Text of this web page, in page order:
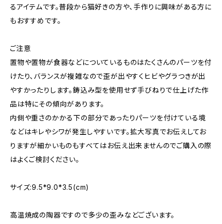
るアイテムです。普段から猫好きの方や、手作りに興味がある方に
もおすすめです。
ご注意
置物や置物が食器などについているものはたくさんのパーツを付
けたり、バランスが複雑なので歪が出やすくヒビやグラつきが出
やすかったりします。鋳込み型を使用せず手びねりで仕上げた作
品は特にその傾向があります。
内側や重さのかかる下の部分であったりパーツを付けている境
などはキレやシワが発生しやすいです。拡大写真でお伝えしてお
りますが細かいものもすべてはお伝え出来ませんのでご購入の際
はよくご検討ください。
サイズ:9.5*9.0*3.5(cm)
高温焼成の陶器ですので多少の歪みなどございます。